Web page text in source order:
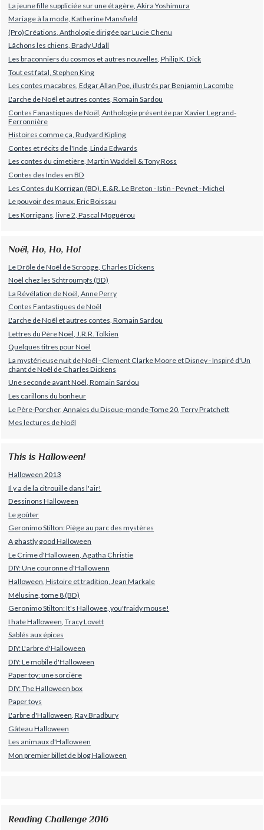
La jeune fille suppliciée sur une étagère, Akira Yoshimura
Mariage à la mode, Katherine Mansfield
(Pro)Créations, Anthologie dirigée par Lucie Chenu
Lâchons les chiens, Brady Udall
Les braconniers du cosmos et autres nouvelles, Philip K. Dick
Tout est fatal, Stephen King
Les contes macabres, Edgar Allan Poe, illustrés par Benjamin Lacombe
L'arche de Noël et autres contes, Romain Sardou
Contes Fanastiques de Noël, Anthologie présentée par Xavier Legrand-
Ferronnière
Histoires comme ça, Rudyard Kipling
Contes et récits de l'Inde, Linda Edwards
Les contes du cimetière, Martin Waddell & Tony Ross
Contes des Indes en BD
Les Contes du Korrigan (BD), E.&R. Le Breton - Istin - Peynet - Michel
Le pouvoir des maux, Eric Boissau
Les Korrigans, livre 2, Pascal Moguérou
Noël, Ho, Ho, Ho!
Le Drôle de Noël de Scrooge, Charles Dickens
Noël chez les Schtroumpfs (BD)
La Révélation de Noël, Anne Perry
Contes Fantastiques de Noël
L'arche de Noël et autres contes, Romain Sardou
Lettres du Père Noël, J.R.R. Tolkien
Quelques titres pour Noël
La mystérieuse nuit de Noël - Clement Clarke Moore et Disney - Inspiré d'Un
chant de Noël de Charles Dickens
Une seconde avant Noël, Romain Sardou
Les carillons du bonheur
Le Père-Porcher, Annales du Disque-monde-Tome 20, Terry Pratchett
Mes lectures de Noël
This is Halloween!
Halloween 2013
Il y a de la citrouille dans l'air!
Dessinons Halloween
Le goûter
Geronimo Stilton: Piège au parc des mystères
A ghastly good Halloween
Le Crime d'Halloween, Agatha Christie
DIY: Une couronne d'Hallowenn
Halloween, Histoire et tradition, Jean Markale
Mélusine, tome 8 (BD)
Geronimo Stilton: It's Hallowee, you'fraidy mouse!
I hate Halloween, Tracy Lovett
Sablés aux épices
DIY: L'arbre d'Halloween
DIY: Le mobile d'Halloween
Paper toy: une sorcière
DIY: The Halloween box
Paper toys
L'arbre d'Halloween, Ray Bradbury
Gâteau Halloween
Les animaux d'Halloween
Mon premier billet de blog Halloween
Reading Challenge 2016